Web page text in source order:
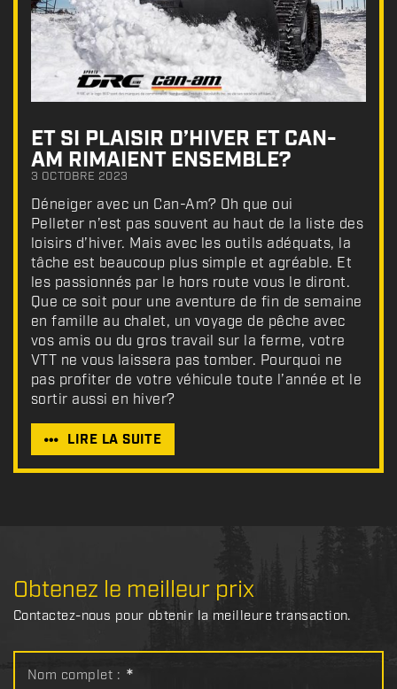
ET SI PLAISIR D’HIVER ET CAN-
AM RIMAIENT ENSEMBLE?
3 OCTOBRE 2023
Déneiger avec un Can-Am? Oh que oui
Pelleter n’est pas souvent au haut de la liste des
loisirs d’hiver. Mais avec les outils adéquats, la
tâche est beaucoup plus simple et agréable. Et
les passionnés par le hors route vous le diront.
Que ce soit pour une aventure de fin de semaine
en famille au chalet, un voyage de pêche avec
vos amis ou du gros travail sur la ferme, votre
VTT ne vous laissera pas tomber. Pourquoi ne
pas profiter de votre véhicule toute l’année et le
sortir aussi en hiver?
LIRE LA SUITE
Obtenez le meilleur prix
Contactez-nous pour obtenir la meilleure transaction.
Nom complet : *